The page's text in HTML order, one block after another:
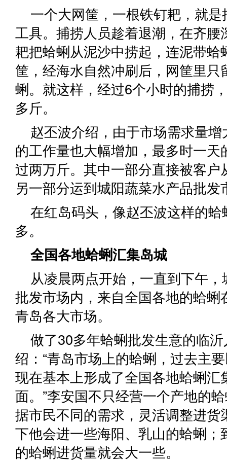
一个大网筐，一根铁钉耙，就
工具。捕捞人员趁着退潮，在齐腰
耙把蛤蜊从泥沙中捞起，连泥带蛤
筐，经海水自然冲刷后，网筐里只
蜊。就这样，经过6个小时的捕捞
多斤。
赵丕波介绍，由于市场需求量
的工作量也大幅增加，最多时一天
过两万斤。其中一部分直接被客户
另一部分运到城阳蔬菜水产品批发
在红岛码头，像赵丕波这样的
多。
全国各地蛤蜊汇集岛城
从凌晨两点开始，一直到下午
批发市场内，来自全国各地的蛤蜊
青岛各大市场。
做了30多年蛤蜊批发生意的临
绍：“青岛市场上的蛤蜊，过去主
现在基本上形成了全国各地蛤蜊汇
面。”李安国不只经营一个产地的
据市民不同的需求，灵活调整进货
下他会进一些海阳、乳山的蛤蜊；
的蛤蜊进货量就会大一些。